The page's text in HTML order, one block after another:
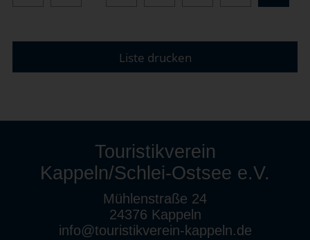
Liste drucken
Touristikverein
Kappeln/Schlei-Ostsee e.V.
Mühlenstraße 24
24376 Kappeln
info@touristikverein-kappeln.de